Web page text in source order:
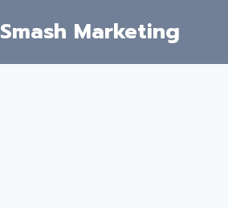
Smash Marketing